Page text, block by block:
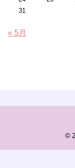
31
« 5月
©